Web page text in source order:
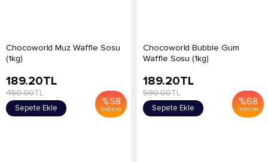
Chocoworld Muz Waffle Sosu
(1kg)
%58
İndirim
189.20TL
450.00TL
Sepete Ekle
Chocoworld Bubble Gum
Waffle Sosu (1kg)
%68
İndirim
189.20TL
590.00TL
Sepete Ekle